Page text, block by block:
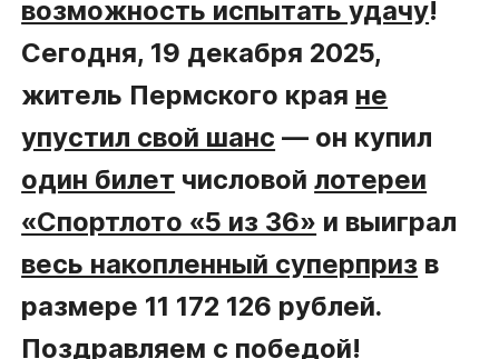
возможность испытать удачу!
Сегодня, 19 декабря 2025,
житель Пермского края не
упустил свой шанс — он купил
один билет числовойлотереи
«Спортлото «5 из 36» и выиграл
весь накопленный суперприз в
размере 11 172 126 рублей.
Поздравляем с победой!